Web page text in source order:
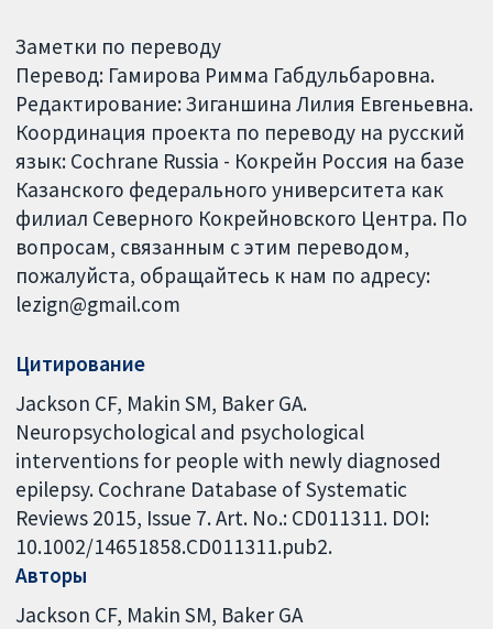
Заметки по переводу
Перевод: Гамирова Римма Габдульбаровна.
Редактирование: Зиганшина Лилия Евгеньевна.
Координация проекта по переводу на русский
язык: Cochrane Russia - Кокрейн Россия на базе
Казанского федерального университета как
филиал Северного Кокрейновского Центра. По
вопросам, связанным с этим переводом,
пожалуйста, обращайтесь к нам по адресу:
lezign@gmail.com
Цитирование
Jackson CF, Makin SM, Baker GA.
Neuropsychological and psychological
interventions for people with newly diagnosed
epilepsy. Cochrane Database of Systematic
Reviews 2015, Issue 7. Art. No.: CD011311. DOI:
10.1002/14651858.CD011311.pub2.
Авторы
Jackson CF Makin SM Baker GA